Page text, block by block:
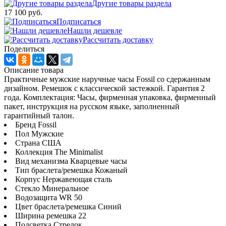
Другие товары раздела
17 100 руб.
Подписаться
Нашли дешевле
Рассчитать доставку
Поделиться
Описание товара
Практичные мужские наручные часы Fossil со сдержанным
дизайном. Ремешок с классической застежкой. Гарантия 2
года. Комплектация: Часы, фирменная упаковка, фирменный
пакет, инструкция на русском языке, заполненный
гарантийный талон.
Бренд Fossil
Пол Мужские
Страна США
Коллекция The Minimalist
Вид механизма Кварцевые часы
Тип браслета/ремешка Кожаный
Корпус Нержавеющая сталь
Стекло Минеральное
Водозащита WR 50
Цвет браслета/ремешка Синий
Ширина ремешка 22